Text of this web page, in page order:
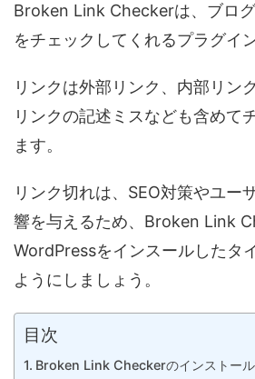
Broken Link Checkerは、ブロ
をチェックしてくれるプラグイ
リンクは外部リンク、内部リン
リンクの記述ミスなども含めて
ます。
リンク切れは、SEO対策やユー
響を与えるため、Broken Link
WordPressをインスールしたタ
ようにしましょう。
目次
Broken Link Checkerのインストー